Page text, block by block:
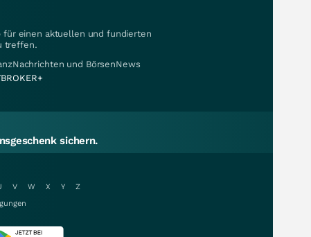
für einen aktuellen und fundierten
treffen.
und BörsenNews
sichern.
V W X Y
Z